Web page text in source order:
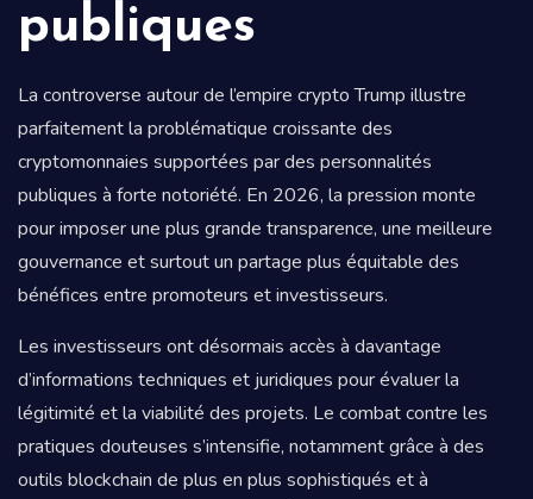
publiques
La controverse autour de l’empire crypto Trump illustre
parfaitement la problématique croissante des
cryptomonnaies supportées par des personnalités
publiques à forte notoriété. En 2026, la pression monte
pour imposer une plus grande transparence, une meilleure
gouvernance et surtout un partage plus équitable des
bénéfices entre promoteurs et investisseurs.
Les investisseurs ont désormais accès à davantage
d’informations techniques et juridiques pour évaluer la
légitimité et la viabilité des projets. Le combat contre les
pratiques douteuses s’intensifie, notamment grâce à des
outils blockchain de plus en plus sophistiqués et à